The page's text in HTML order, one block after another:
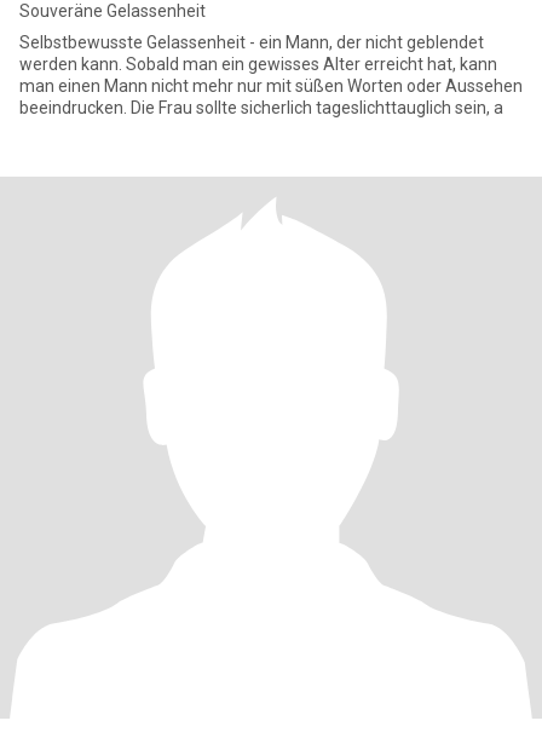
Souveräne Gelassenheit
Selbstbewusste Gelassenheit - ein Mann, der nicht geblendet
werden kann. Sobald man ein gewisses Alter erreicht hat, kann
man einen Mann nicht mehr nur mit süßen Worten oder Aussehen
beeindrucken. Die Frau sollte sicherlich tageslichttauglich sein, a